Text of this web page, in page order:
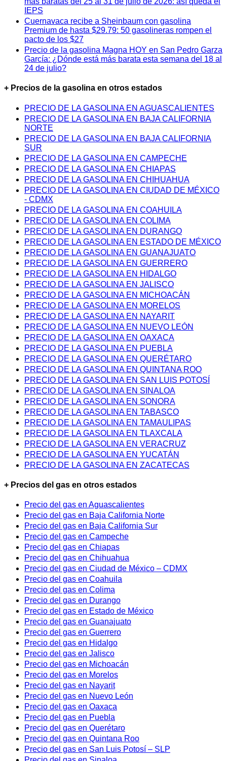
IEPS
Cuernavaca recibe a Sheinbaum con gasolina
Premium de hasta $29.79: 50 gasolineras rompen el
pacto de los $27
Precio de la gasolina Magna HOY en San Pedro Garza
García: ¿Dónde está más barata esta semana del 18 al
24 de julio?
+ Precios de la gasolina en otros estados
PRECIO DE LA GASOLINA EN AGUASCALIENTES
PRECIO DE LA GASOLINA EN BAJA CALIFORNIA
NORTE
PRECIO DE LA GASOLINA EN BAJA CALIFORNIA
SUR
PRECIO DE LA GASOLINA EN CAMPECHE
PRECIO DE LA GASOLINA EN CHIAPAS
PRECIO DE LA GASOLINA EN CHIHUAHUA
PRECIO DE LA GASOLINA EN CIUDAD DE MÉXICO
- CDMX
PRECIO DE LA GASOLINA EN COAHUILA
PRECIO DE LA GASOLINA EN COLIMA
PRECIO DE LA GASOLINA EN DURANGO
PRECIO DE LA GASOLINA EN ESTADO DE MÉXICO
PRECIO DE LA GASOLINA EN GUANAJUATO
PRECIO DE LA GASOLINA EN GUERRERO
PRECIO DE LA GASOLINA EN HIDALGO
PRECIO DE LA GASOLINA EN JALISCO
PRECIO DE LA GASOLINA EN MICHOACÁN
PRECIO DE LA GASOLINA EN MORELOS
PRECIO DE LA GASOLINA EN NAYARIT
PRECIO DE LA GASOLINA EN NUEVO LEÓN
PRECIO DE LA GASOLINA EN OAXACA
PRECIO DE LA GASOLINA EN PUEBLA
PRECIO DE LA GASOLINA EN QUERÉTARO
PRECIO DE LA GASOLINA EN QUINTANA ROO
PRECIO DE LA GASOLINA EN SAN LUIS POTOSÍ
PRECIO DE LA GASOLINA EN SINALOA
PRECIO DE LA GASOLINA EN SONORA
PRECIO DE LA GASOLINA EN TABASCO
PRECIO DE LA GASOLINA EN TAMAULIPAS
PRECIO DE LA GASOLINA EN TLAXCALA
PRECIO DE LA GASOLINA EN VERACRUZ
PRECIO DE LA GASOLINA EN YUCATÁN
PRECIO DE LA GASOLINA EN ZACATECAS
+ Precios del gas en otros estados
Precio del gas en Aguascalientes
Precio del gas en Baja California Norte
Precio del gas en Baja California Sur
Precio del gas en Campeche
Precio del gas en Chiapas
Precio del gas en Chihuahua
Precio del gas en Ciudad de México – CDMX
Precio del gas en Coahuila
Precio del gas en Colima
Precio del gas en Durango
Precio del gas en Estado de México
Precio del gas en Guanajuato
Precio del gas en Guerrero
Precio del gas en Hidalgo
Precio del gas en Jalisco
Precio del gas en Michoacán
Precio del gas en Morelos
Precio del gas en Nayarit
Precio del gas en Nuevo León
Precio del gas en Oaxaca
Precio del gas en Puebla
Precio del gas en Querétaro
Precio del gas en Quintana Roo
Precio del gas en San Luis Potosí – SLP